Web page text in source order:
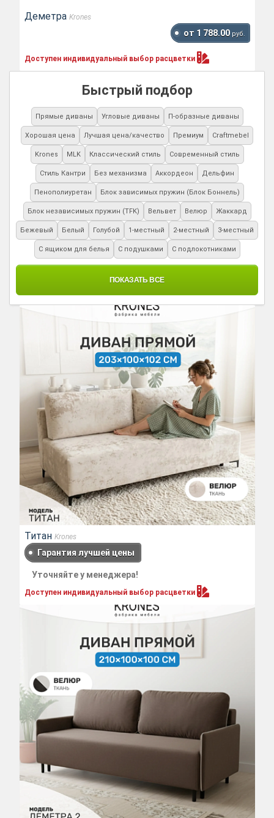
Деметра Krones
от 1 788.00 руб.
Доступен индивидуальный выбор расцветки
Быстрый подбор
Прямые диваны Угловые диваны П-образные диваны
Хорошая цена Лучшая цена/качество Премиум Craftmebel
Krones MLK Классический стиль Современный стиль
Стиль Кантри Без механизма Аккордеон Дельфин
Пенополиуретан Блок зависимых пружин (Блок Боннель)
Блок независимых пружин (TFK) Вельвет Велюр Жаккард
Бежевый Белый Голубой 1-местный 2-местный 3-местный
С ящиком для белья С подушками С подлокотниками
ПОКАЗАТЬ ВСЕ
Титан Krones
Гарантия лучшей цены
Уточняйте у менеджера!
Доступен индивидуальный выбор расцветки